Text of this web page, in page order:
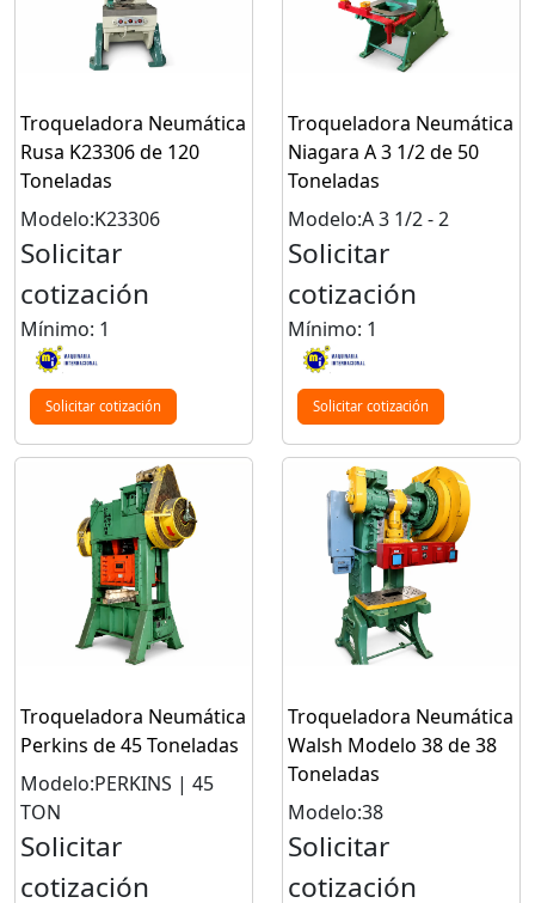
Troqueladora Neumática
Rusa K23306 de 120
Toneladas
Modelo:K23306
Solicitar
cotización
Mínimo: 1
Solicitar cotización
Troqueladora Neumática
Niagara A 3 1/2 de 50
Toneladas
Modelo:A 3 1/2 - 2
Solicitar
cotización
Mínimo: 1
Solicitar cotización
Troqueladora Neumática
Perkins de 45 Toneladas
Modelo:PERKINS | 45
TON
Solicitar
cotización
Troqueladora Neumática
Walsh Modelo 38 de 38
Toneladas
Modelo:38
Solicitar
cotización